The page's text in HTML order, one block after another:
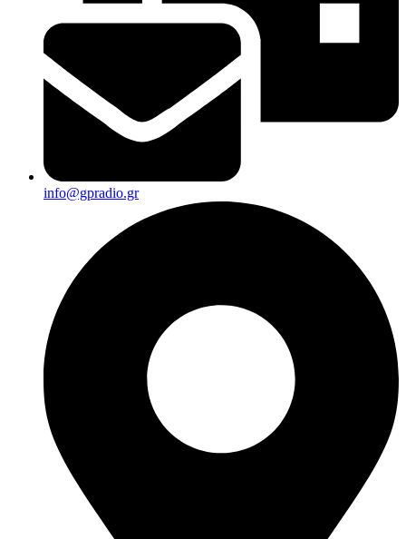
info@gpradio.gr